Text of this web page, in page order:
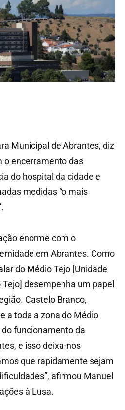
Municipal de Abrantes, diz
o encerramento das
do hospital da cidade e
medidas “o mais
enorme com o
em Abrantes. Como
do Médio Tejo [Unidade
desempenha um papel
Castelo Branco,
e a toda a zona do Médio
funcionamento da
e isso deixa-nos
que rapidamente sejam
afirmou Manuel
à Lusa.